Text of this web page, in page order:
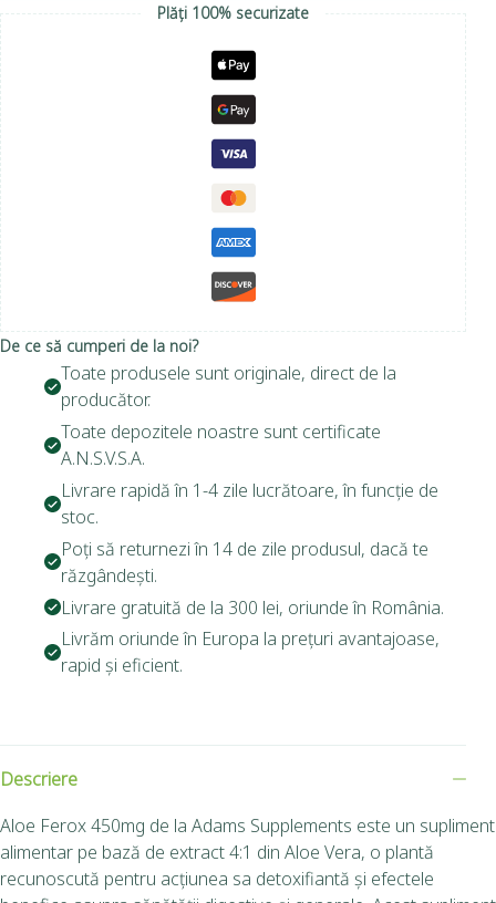
Plăți 100% securizate
De ce să cumperi de la noi?
Toate produsele sunt originale, direct de la
producător.
Toate depozitele noastre sunt certificate
A.N.S.V.S.A.
Livrare rapidă în 1-4 zile lucrătoare, în funcție de
stoc.
Poți să returnezi în 14 de zile produsul, dacă te
răzgândești.
Livrare gratuită de la 300 lei, oriunde în România.
Livrăm oriunde în Europa la prețuri avantajoase,
rapid și eficient.
Descriere
Aloe Ferox 450mg de la Adams Supplements este un supliment
alimentar pe bază de extract 4:1 din Aloe Vera, o plantă
recunoscută pentru acțiunea sa detoxifiantă și efectele